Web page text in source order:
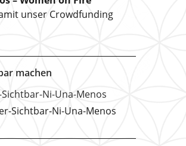
unser Crowdfunding
machen
Sichtbar-Ni-Una-Menos